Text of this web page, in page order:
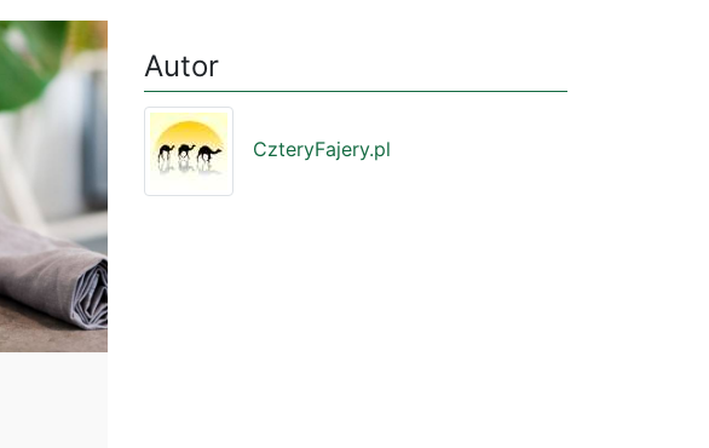
Autor
CzteryFajery.pl